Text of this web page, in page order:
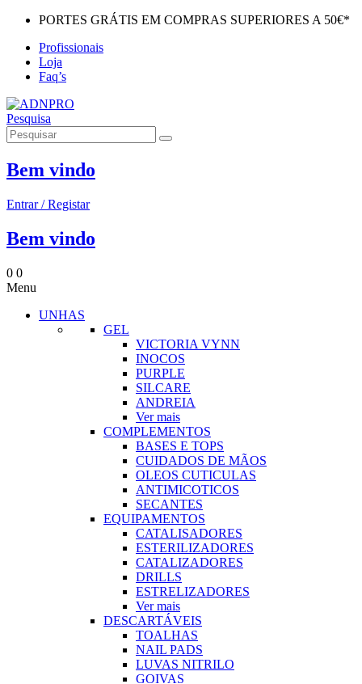
PORTES GRÁTIS EM COMPRAS SUPERIORES A 50€*
Profissionais
Loja
Faq’s
Pesquisa
Bem vindo
Entrar / Registar
Bem vindo
0 0
Menu
UNHAS
GEL
VICTORIA VYNN
INOCOS
PURPLE
SILCARE
ANDREIA
Ver mais
COMPLEMENTOS
BASES E TOPS
CUIDADOS DE MÃOS
OLEOS CUTICULAS
ANTIMICOTICOS
SECANTES
EQUIPAMENTOS
CATALISADORES
ESTERILIZADORES
CATALIZADORES
DRILLS
ESTRELIZADORES
Ver mais
DESCARTÁVEIS
TOALHAS
NAIL PADS
LUVAS NITRILO
GOIVAS